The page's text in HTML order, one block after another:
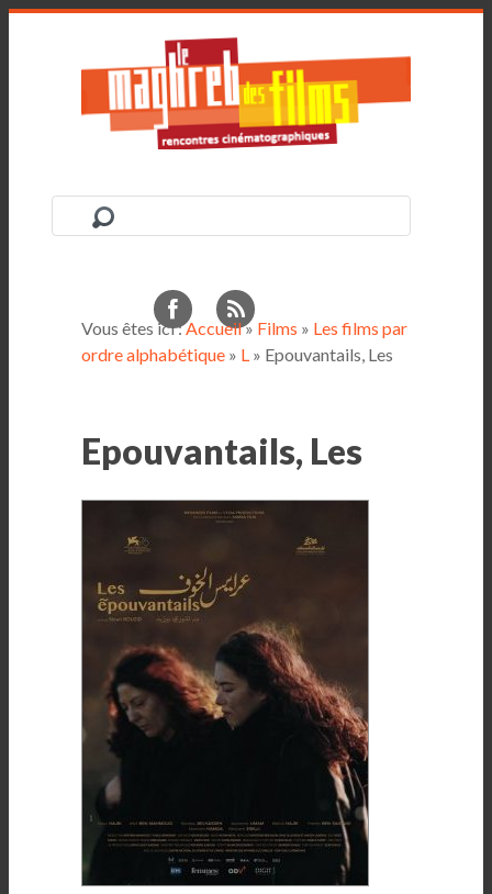
Vous êtes ici :Accueil» Films » Les films par
ordre alphabétique » L » Epouvantails, Les
Epouvantails, Les